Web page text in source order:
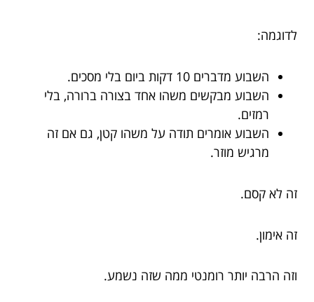
לדוגמה:
השבוע מדברים 10 דקות ביום בלי מסכים.
השבוע מבקשים משהו אחד בצורה ברורה, בלי
רמזים.
השבוע אומרים תודה על משהו קטן, גם אם זה
מרגיש מוזר.
זה לא קסם.
זה אימון.
וזה הרבה יותר רומנטי ממה שזה נשמע.